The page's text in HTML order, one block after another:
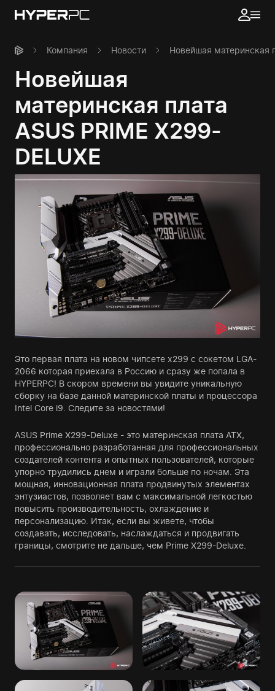
Компания Новости Новейшая материнская
Новейшая
материнская плата
ASUS PRIME X299-
DELUXE
Это первая плата на новом чипсете x299 с сокетом LGA-
2066 которая приехала в Россию и сразу же попала в
HYPERPC! В скором времени вы увидите уникальную
сборку на базе данной материнской платы и процессора
Intel Core i9. Следите за новостями!
ASUS Prime X299-Deluxe - это материнская плата ATX,
профессионально разработанная для профессиональных
создателей контента и опытных пользователей, которые
упорно трудились днем и играли больше по ночам. Эта
мощная, инновационная плата продвинутых элементах
энтузиастов, позволяет вам с максимальной легкостью
повысить производительность, охлаждение и
персонализацию. Итак, если вы живете, чтобы
создавать, исследовать, наслаждаться и продвигать
границы, смотрите не дальше, чем Prime X299-Deluxe.